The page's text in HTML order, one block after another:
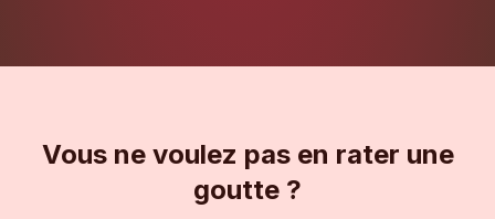
Vous ne voulez pas en rater une
goutte ?